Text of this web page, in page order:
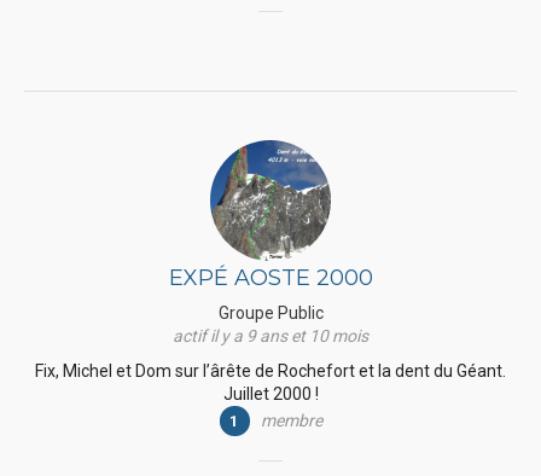
EXPÉ AOSTE 2000
Groupe Public
actif il y a 9 ans et 10 mois
Fix, Michel et Dom sur l’ârête de Rochefort et la dent du Géant.
Juillet 2000 !
1 membre